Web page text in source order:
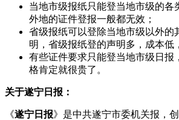
当地市级报纸只能登当地市级的各
外地的证件登报一般都无效；
省级报纸可以登除当地市级以外的
明，省级报纸登的声明多，成本低
有些证件要求只能登当地市级日报
格肯定就很贵了。
关于遂宁日报：
《遂宁日报》是中共遂宁市委机关报，